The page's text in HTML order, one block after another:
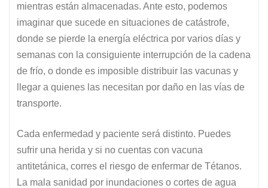
mientras están almacenadas. Ante esto, podemos
imaginar que sucede en situaciones de catástrofe,
donde se pierde la energía eléctrica por varios días y
semanas con la consiguiente interrupción de la cadena
de frío, o donde es imposible distribuir las vacunas y
llegar a quienes las necesitan por daño en las vías de
transporte.
Cada enfermedad y paciente será distinto. Puedes
sufrir una herida y si no cuentas con vacuna
antitetánica, corres el riesgo de enfermar de Tétanos.
La mala sanidad por inundaciones o cortes de agua